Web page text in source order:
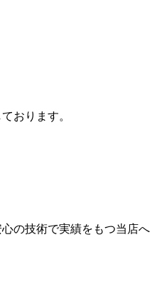
おります。
の技術で実績をもつ当店へ